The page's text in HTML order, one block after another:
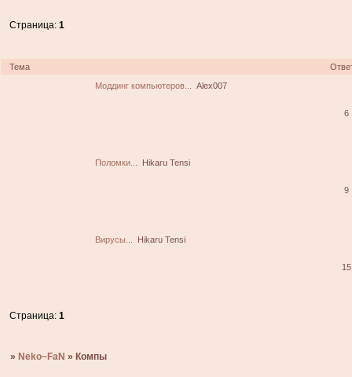
Страница:1
Тема
Моддинг компьютеров...
Alex007
6
Поломки... Hikaru Tensi
9
Вирусы... Hikaru Tensi
15
Страница:1
» Neko~FaN » Компы